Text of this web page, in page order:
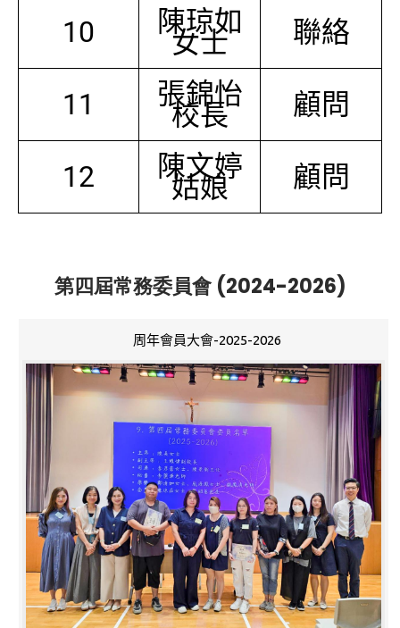
10 陳琼如
女士 聯絡
11 張錦怡
校長 顧問
12 陳文婷
姑娘 顧問
第四屆常務委員會 (2024-2026)
周年會員大會-2025-2026